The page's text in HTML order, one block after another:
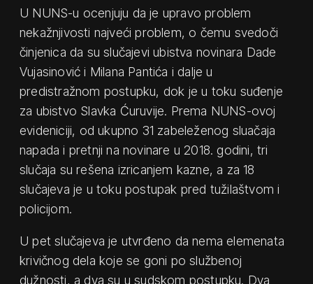
U NUNS-u ocenjuju da je upravo problem
nekažnjivosti najveći problem, o čemu svedoči
činjenica da su slučajevi ubistva novinara Dade
Vujasinović i Milana Pantića i dalje u
predistražnom postupku, dok je u toku suđenje
za ubistvo Slavka Ćuruvije. Prema NUNS-ovoj
evideniciji, od ukupno 31 zabeleženog sluačaja
napada i pretnji na novinare u 2018. godini, tri
slučaja su rešena izricanjem kazne, a za 18
slučajeva je u toku postupak pred tužilaštvom i
policijom.
U pet slučajeva je utvrđeno da nema elemenata
krivičnog dela koje se goni po službenoj
dužnosti, a dva su u sudskom postupku. Dva